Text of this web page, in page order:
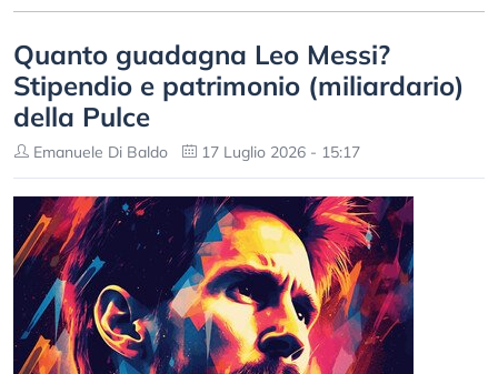
Quanto guadagna Leo Messi?
Stipendio e patrimonio (miliardario)
della Pulce
Emanuele Di Baldo 17 Luglio 2026 - 15:17